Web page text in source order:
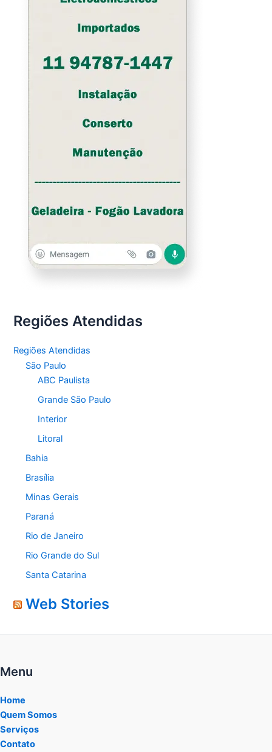
Regiões Atendidas
Regiões Atendidas
São Paulo
ABC Paulista
Grande São Paulo
Interior
Litoral
Bahia
Brasília
Minas Gerais
Paraná
Rio de Janeiro
Rio Grande do Sul
Santa Catarina
Web Stories
Menu
Home
Quem Somos
Serviços
Contato